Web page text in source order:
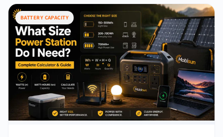
BATTERY CAPACITY